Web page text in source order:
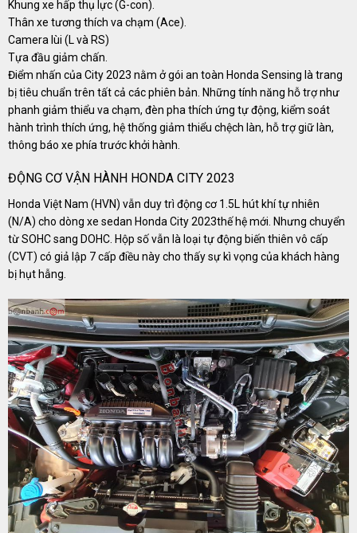
Khung xe hấp thụ lực (G-con).
Thân xe tương thích va chạm (Ace).
Camera lùi (L và RS)
Tựa đầu giảm chấn.
Điểm nhấn của City 2023 nằm ở gói an toàn Honda Sensing là trang
bị tiêu chuẩn trên tất cả các phiên bản. Những tính năng hỗ trợ như
phanh giảm thiểu va chạm, đèn pha thích ứng tự động, kiểm soát
hành trình thích ứng, hệ thống giảm thiểu chệch làn, hỗ trợ giữ làn,
thông báo xe phía trước khởi hành.
ĐỘNG CƠ VẬN HÀNH HONDA CITY 2023
Honda Việt Nam (HVN) vẫn duy trì động cơ 1.5L hút khí tự nhiên
(N/A) cho dòng xe sedan Honda City 2023thế hệ mới. Nhưng chuyển
từ SOHC sang DOHC. Hộp số vẫn là loại tự động biến thiên vô cấp
(CVT) có giả lập 7 cấp điều này cho thấy sự kì vọng của khách hàng
bị hụt hẫng.